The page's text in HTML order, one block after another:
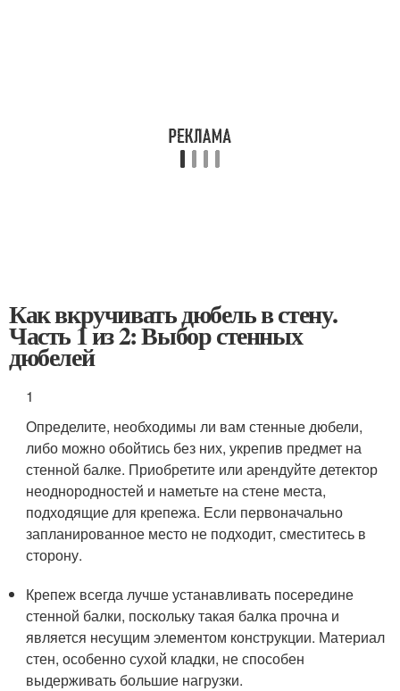
Как вкручивать дюбель в стену.
Часть 1 из 2: Выбор стенных
дюбелей
1
Определите, необходимы ли вам стенные дюбели,
либо можно обойтись без них, укрепив предмет на
стенной балке. Приобретите или арендуйте детектор
неоднородностей и наметьте на стене места,
подходящие для крепежа. Если первоначально
запланированное место не подходит, сместитесь в
сторону.
Крепеж всегда лучше устанавливать посередине
стенной балки, поскольку такая балка прочна и
является несущим элементом конструкции. Материал
стен, особенно сухой кладки, не способен
выдерживать большие нагрузки.